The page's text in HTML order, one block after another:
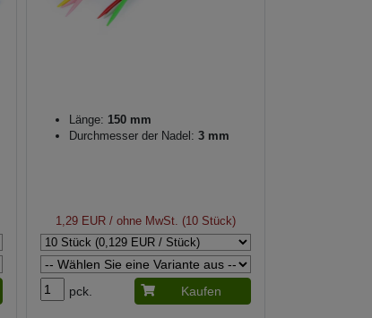
Länge: 150 mm
Durchmesser der Nadel: 3 mm
1,29 EUR/ ohne MwSt. (10 Stück)
pck. Kaufen